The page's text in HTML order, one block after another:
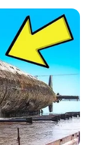
em 14.maio.2026.
restrita dos
diretores
nesta terça-feira,
texto, um único
em 2027.